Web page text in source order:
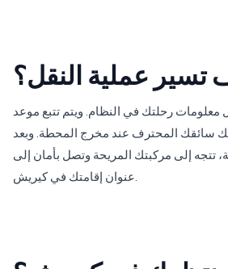
تسير عملية النقل؟
معلومات رحلتك في النظام. ويتم تتبع موعد
سائقك المحترف عند مخرج المحطة. وبعد
تتجه إلى مركبتك المريحة وتصل بأمان إلى
عنوان إقامتك في كيريش.